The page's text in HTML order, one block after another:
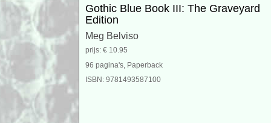
Gothic Blue Book III: The Graveyard
Edition
Meg Belviso
prijs: € 10.95
96 pagina's, Paperback
ISBN: 9781493587100